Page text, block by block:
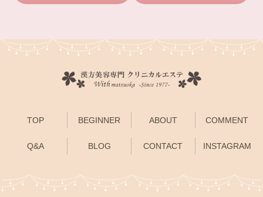
TOP BEGINNER ABOUT COMMENT
Q&A BLOG CONTACT INSTAGRAM